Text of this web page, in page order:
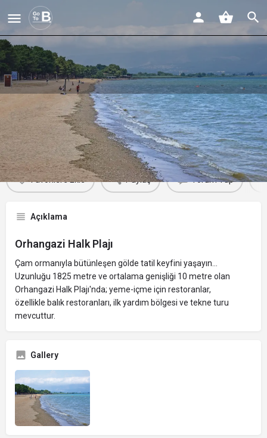
Orhangazi Halk Plajı
Profil Yorumlar 0 Etkinlikler 0 Jobs 0
Favorilere Ekle Paylaş Yorum Yap
Açıklama
Orhangazi Halk Plajı
Çam ormanıyla bütünleşen gölde tatil keyfini yaşayın…
Uzunluğu 1825 metre ve ortalama genişliği 10 metre olan
Orhangazi Halk Plajı'nda; yeme-içme için restoranlar,
özellikle balık restoranları, ilk yardım bölgesi ve tekne turu
mevcuttur.
Gallery